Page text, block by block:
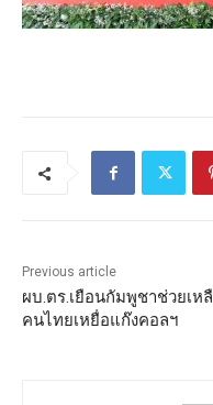
Previous article
ผบ.ตร.เยือนกัมพูชาช่วยเห
คนไทยเหยื่อแก๊งคอลฯ